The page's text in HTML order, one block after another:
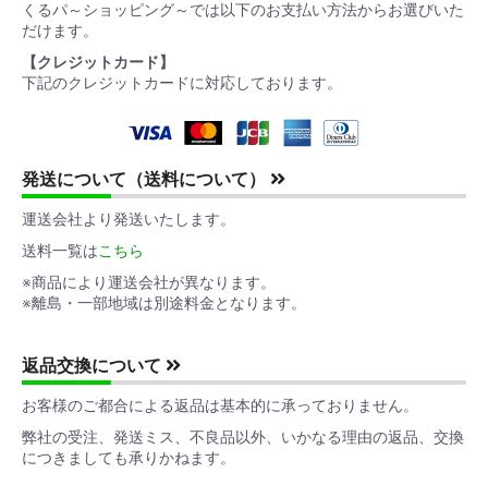
お買い物を続ける
くるパ～ショッピング～では以下のお支払い方法からお選びいた
だけます。
【クレジットカード】
下記のクレジットカードに対応しております。
発送について（送料について）
運送会社より発送いたします。
送料一覧はこちら
※商品により運送会社が異なります。
※離島・一部地域は別途料金となります。
返品交換について
お客様のご都合による返品は基本的に承っておりません。
弊社の受注、発送ミス、不良品以外、いかなる理由の返品、交換
につきましても承りかねます。